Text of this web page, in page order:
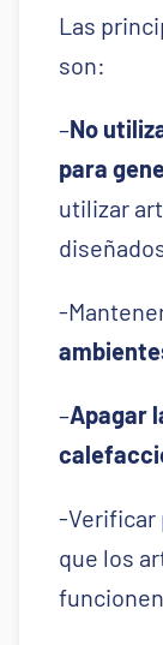
Las
son:
–No
para
utilizar
-
–Apagar
-Verificar
que los